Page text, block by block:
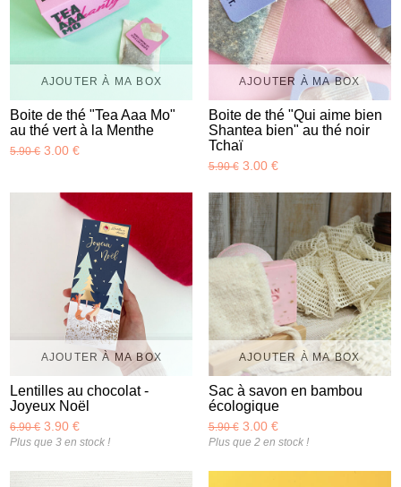
AJOUTER À MA BOX
Boite de thé "Tea Aaa Mo"
au thé vert à la Menthe
5.90 €3.00 €
AJOUTER À MA BOX
Boite de thé "Qui aime bien
Shantea bien" au thé noir
Tchaï
5.90 €3.00 €
AJOUTER À MA BOX
Lentilles au chocolat -
Joyeux Noël
6.90 €3.90 €
Plus que 3 en stock !
AJOUTER À MA BOX
Sac à savon en bambou
écologique
5.90 €3.00 €
Plus que 2 en stock !